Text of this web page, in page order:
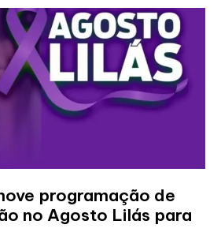
programação de
no Agosto Lilás para